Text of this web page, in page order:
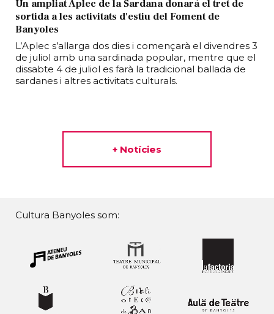
Un ampliat Aplec de la Sardana donarà el tret de
sortida a les activitats d'estiu del Foment de
Banyoles
L’Aplec s’allarga dos dies i començarà el divendres 3
de juliol amb una sardinada popular, mentre que el
dissabte 4 de juliol es farà la tradicional ballada de
sardanes i altres activitats culturals.
+ Notícies
Cultura Banyoles som: